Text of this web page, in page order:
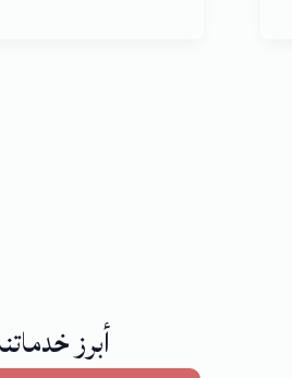
أبرز